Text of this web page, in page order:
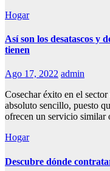
Hogar
Así son los desatascos y
tienen
Ago 17, 2022 admin
Cosechar éxito en el
absoluto sencillo, puesto
ofrecen un servicio
Hogar
Descubre dónde